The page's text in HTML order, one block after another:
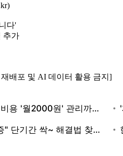
다'
추가
배포 및 AI 데이터 활용 금지]